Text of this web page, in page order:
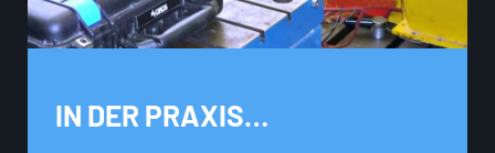
IN DER PRAXIS…